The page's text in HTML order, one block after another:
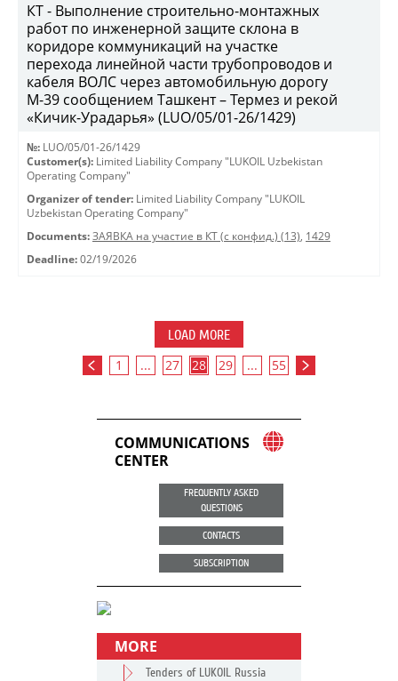
КТ - Выполнение строительно-монтажных
работ по инженерной защите склона в
коридоре коммуникаций на участке
перехода линейной части трубопроводов и
кабеля ВОЛС через автомобильную дорогу
М-39 сообщением Ташкент – Термез и рекой
«Кичик-Урадарья» (LUO/05/01-26/1429)
№: LUO/05/01-26/1429
Customer(s): Limited Liability Company "LUKOIL Uzbekistan
Operating Company"
Organizer of tender: Limited Liability Company "LUKOIL
Uzbekistan Operating Company"
Documents: ЗАЯВКА на участие в КТ (с конфид.) (13), 1429
Deadline: 02/19/2026
LOAD MORE
1 ... 27 28 29 ... 55
COMMUNICATIONS
CENTER
FREQUENTLY ASKED
QUESTIONS
CONTACTS
SUBSCRIPTION
MORE
Tenders of LUKOIL Russia